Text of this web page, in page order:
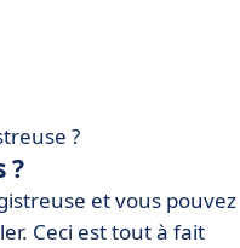
?
?
et vous pouvez
Ceci est tout à fait